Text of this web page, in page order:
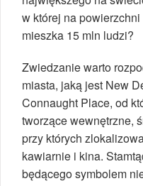
w której na
mieszka 15 mln ludzi?
Zwiedzanie warto
miasta, jaką jest New
Connaught Place, od
tworzące wewnętrzne,
przy których
kawiarnie i kina.
będącego symbolem